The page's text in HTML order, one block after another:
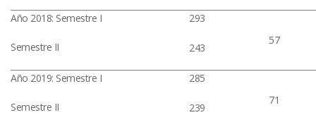
Año 2018: Semestre I
Semestre II
293
243
57
Año 2019: Semestre I
Semestre II
285
239
71